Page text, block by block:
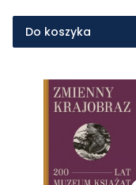
Do koszyka